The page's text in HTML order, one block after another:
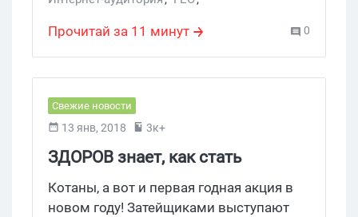
ГЕО Европа ,ГЕО Германия,
,
Прочитай за 11 минут 0
Свежие новости
13 янв, 2018 3к+
ЗДОРОВ знает, как стать
миллионером
Котаны, а вот и первая годная акция в
новом году! Затейщиками выступают